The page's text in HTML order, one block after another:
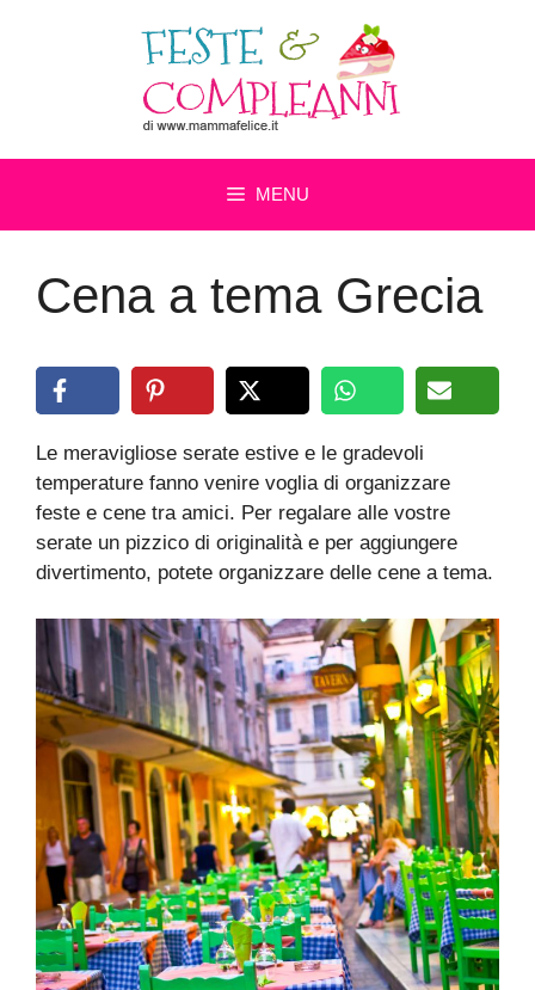
MENU
Cena a tema Grecia
Le meravigliose serate estive e le gradevoli
temperature fanno venire voglia di organizzare
feste e cene tra amici. Per regalare alle vostre
serate un pizzico di originalità e per aggiungere
divertimento, potete organizzare delle cene a tema.